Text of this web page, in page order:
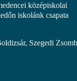
középiskolai
iskolánk csapata
Szegedi